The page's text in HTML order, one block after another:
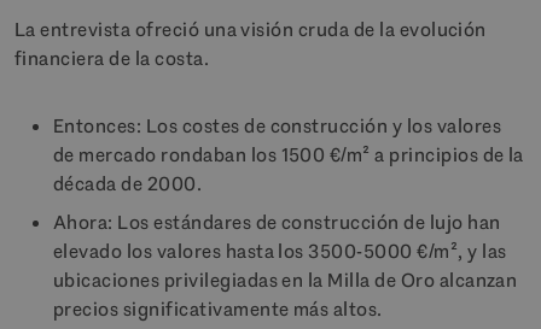
La entrevista ofreció una visión cruda de la evolución
financiera de la costa.
Entonces: Los costes de construcción y los valores
de mercado rondaban los 1500 €/m² a principios de la
década de 2000.
Ahora: Los estándares de construcción de lujo han
elevado los valores hasta los 3500-5000 €/m², y las
ubicaciones privilegiadas en la Milla de Oro alcanzan
precios significativamente más altos.